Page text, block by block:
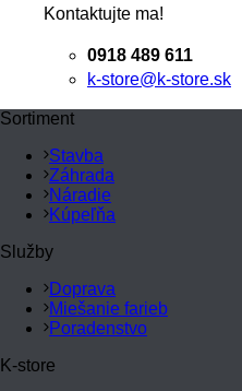
Kontaktujte ma!
0918 489 611
k-store@k-store.sk
Sortiment
Stavba
Záhrada
Náradie
Kúpeľňa
Služby
Doprava
Miešanie farieb
Poradenstvo
K-store